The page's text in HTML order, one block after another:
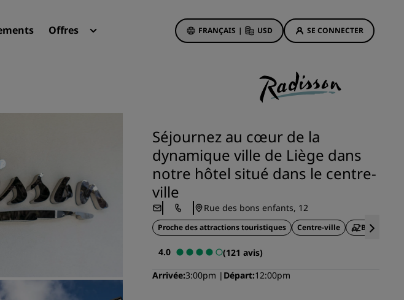
Offres FRANÇAIS | USD SE CONNECTER
Appartements hôteliers
Hôtels d'aéroport
Nouveaux et futurs hôtels
Demander un devis
Offres d'hôtels
La magie opère dès les premiers
instants
Deals of the Day
Voir nos forfaits
Hôtels adaptés aux familles
Séjournez au cœur de la
dynamique ville de Liège dans
notre hôtel situé dans le centre-
ville
Rue des bons enfants, 12
Proche des attractions touristiques Centre-ville Buffet
4.0
(121 avis)
Arrivée 3:00pm Départ 12:00pm